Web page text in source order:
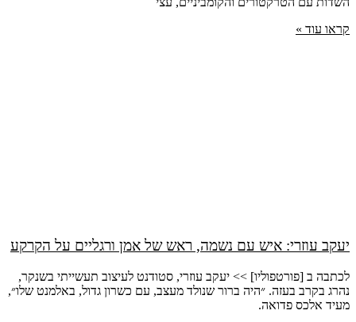
קראו עוד »
יעקב עוזרי: איש עם נשמה, ראש של אמן ורגליים על הקרקע
לכתבה ב [פורטפוליו] >> יעקב עוזרי, סטודנט לעיצוב תעשייתי בשנקר,
נהרג בקרב בעזה. ״היה ברור שנולד מעצב, עם כשרון גדול, באלמנט שלו״,
מעיד אלכס פדואה.